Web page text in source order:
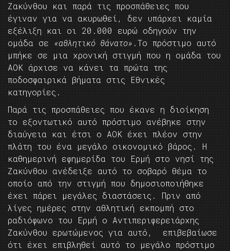
Ζακύνθου και παρά τις προσπάθειες που
έγιναν για να ακυρωθεί, δεν υπάρχει καμία
εξέλιξη και οι 20.000 ευρώ οδηγούν την
ομάδα σε «αθλητικό θάνατο» .Το πρόστιμο αυτό
μπήκε σε μια χρονική στιγμή που η ομάδα του
ΑΟΚ άρχισε να κάνει τα πρώτα της
ποδοσφαιρικά βήματα στις Εθνικές
κατηγορίες.
Παρά τις προσπάθειες που έκανε η διοίκηση
το εξοντωτικό αυτό πρόστιμο ανέβηκε στην
διαύγεια και έτσι ο ΑΟΚ έχει πλέον στην
πλάτη του ένα μεγάλο οικονομικό βάρος. Η
καθημερινή εφημερίδα του Ερμή στο νησί της
Ζακύνθου ανέδειξε αυτό το σοβαρό θέμα το
οποίο από την στιγμή που δημοσιοποιήθηκε
έχει πάρει μεγάλες διαστάσεις. Πριν από
λίγες ημέρες στην αθλητική εκπομπή στο
ραδιόφωνο του Ερμή ο Αντιπεριφερειάρχης
Ζακύνθου ερωτώμενος για αυτό, επιβεβαίωσε
ότι έχει επιβληθεί αυτό το μεγάλο πρόστιμο